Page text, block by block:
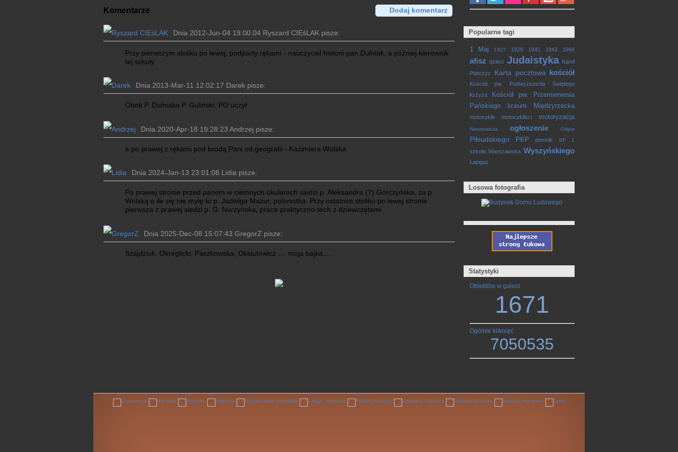
Komentarze Dodaj komentarz
Dnia 2012-Jun-04 19:00:04 Ryszard CIEśLAK pisze:
Przy pierwszym stoliku po lewej, podparty rękami - nauczyciel historii pan Dulniak, a później kierownik
tej szkoły.
Dnia 2013-Mar-11 12:02:17 Darek pisze:
Obok P. Dulniaka P. Guliński, PO uczył
Dnia 2020-Apr-18 19:28:23 Andrzej pisze:
a po prawej z rękami pod brodą Pani od geografii - Kazimiera Wolska
Dnia 2024-Jan-13 23:01:08 Lidia pisze:
Po prawej stronie przed panem w ciemnych okularach siedzi p. Aleksandra (?) Górczyńska, za p.
Wolską o ile się nie mylę to p. Jadwiga Mazur, polonistka. Przy ostatnim stoliku po lewej stronie
pierwsza z prawej siedzi p. G. Nurzyńska, prace praktyczno-tech z dziewczętami
Dnia 2025-Dec-08 15:07:43 GregorZ pisze:
Szajdziuk, Okreglicki, Paszkowska, Oksiutowicz .... moja bajka.....
Popularne tagi
1 Maj 1927 1929 1941 1943 1944
afisz dzieci Judaistyka
Karol
Piatczyc
Karta pocztowa kościół
Kościół pw. Podwyższenia Świętego
Krzyża
Kościół pw. Przemienienia
Pańskiego
liceum Międzyrzecka
motocykle motocykliści motoryzacja
Narutowicza ogłoszenie Orlęta
Piłsudskiego PKP pomnik SP 1
szkoła Warszawska Wyszyńskiego
Łapiguz
Losowa fotografia
Statystyki
Obiektów w galerii
1671
Ogólnie kliknięć
7050535